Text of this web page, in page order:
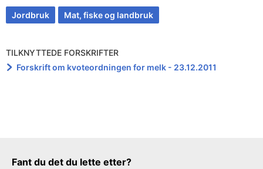
Jordbruk Mat, fiske og landbruk
TILKNYTTEDE FORSKRIFTER
Forskrift om kvoteordningen for melk - 23.12.2011
Tilbakemeldingsskjema
Fant du det du lette etter?